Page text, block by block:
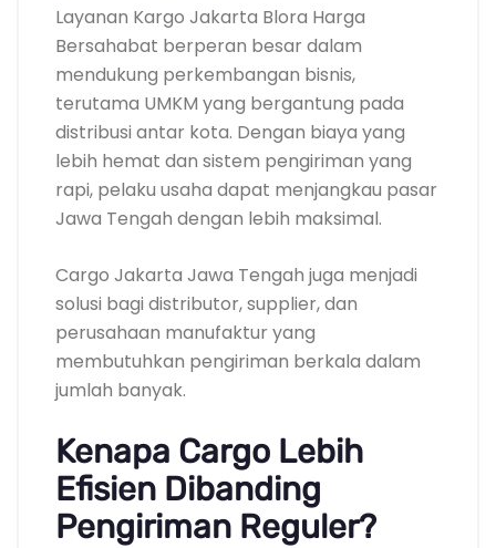
Layanan Kargo Jakarta Blora Harga
Bersahabat berperan besar dalam
mendukung perkembangan bisnis,
terutama UMKM yang bergantung pada
distribusi antar kota. Dengan biaya yang
lebih hemat dan sistem pengiriman yang
rapi, pelaku usaha dapat menjangkau pasar
Jawa Tengah dengan lebih maksimal.
Cargo Jakarta Jawa Tengah juga menjadi
solusi bagi distributor, supplier, dan
perusahaan manufaktur yang
membutuhkan pengiriman berkala dalam
jumlah banyak.
Kenapa Cargo Lebih
Efisien Dibanding
Pengiriman Reguler?